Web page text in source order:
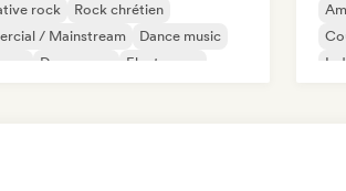
rock
Rock chrétien
/ Mainstream
Dance music
Dream pop
Electropop